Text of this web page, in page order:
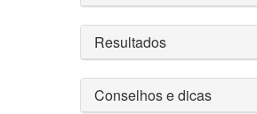
Resultados
Conselhos e dicas